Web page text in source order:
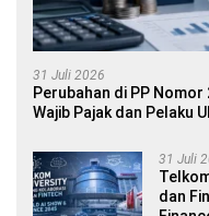
31 Juli 2026
Perubahan di PP Nomor
Wajib Pajak dan Pelaku
31 Juli
dan